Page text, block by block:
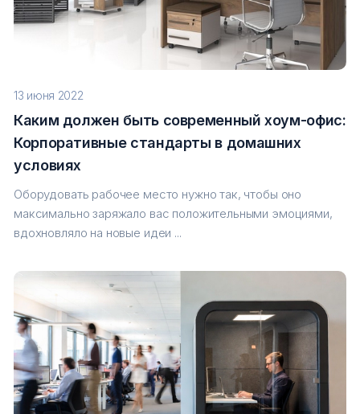
13 июня 2022
Каким должен быть современный хоум-офис:
Корпоративные стандарты в домашних
условиях
Оборудовать рабочее место нужно так, чтобы оно
максимально заряжало вас положительными эмоциями,
вдохновляло на новые идеи ...